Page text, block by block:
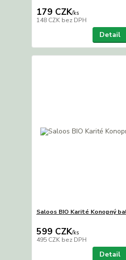
179 CZK/ks
148 CZK bez DPH
Detail
Saloos BIO Karité Konopný
599 CZK/ks
495 CZK bez DPH
Detail